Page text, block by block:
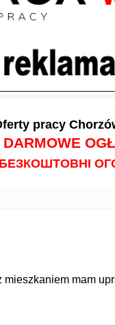
pracy
mieszkaniem mam